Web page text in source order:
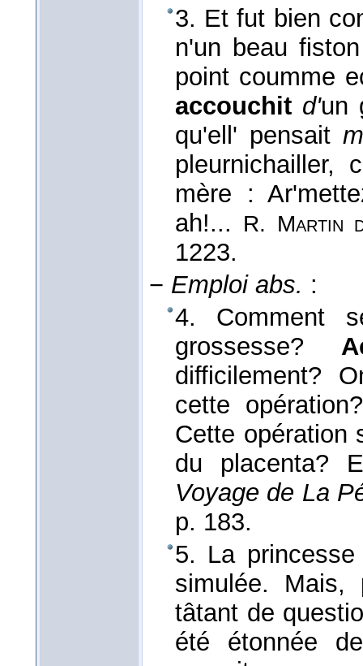
3. Et fut bien
n'un beau
point coumme
accouchit d'un
qu'ell' pensait
mère :
ah!...
R. Martin
1223.
− Emploi abs. :
4. Comment
grossesse?
difficilement?
cette
Cette opération
du placenta?
Voyage de La
p. 183.
5. La
simulée.
tâtant de
été étonnée